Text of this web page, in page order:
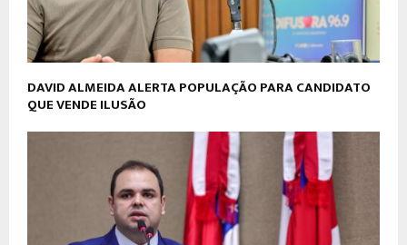
DAVID ALMEIDA ALERTA POPULAÇÃO PARA CANDIDATO
QUE VENDE ILUSÃO